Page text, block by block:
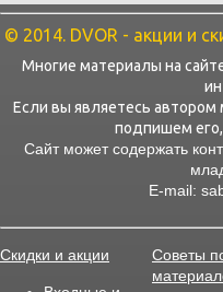
© 2014. DVOR - акции и
Многие материалы на
Если вы являетесь
подпишем
Сайт может содержать
E-mail:
Скидки и акции
Советы